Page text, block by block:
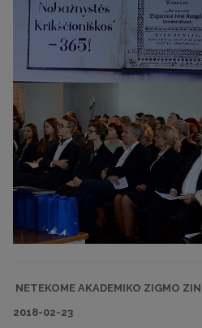
NETEKOME AKADEMIKO ZIGMO
2018-02-23